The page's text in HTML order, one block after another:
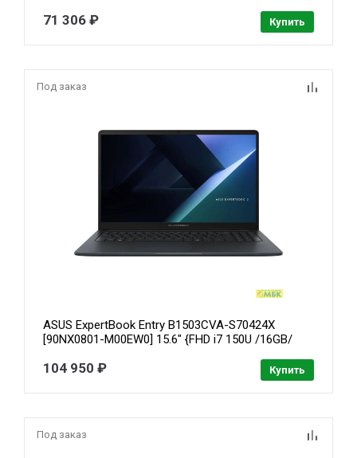
71 306 ₽ Купить
Под заказ
ASUS ExpertBook Entry B1503CVA-S70424X
[90NX0801-M00EW0] 15.6" {FHD i7 150U /16GB/
104 950 ₽ Купить
Под заказ